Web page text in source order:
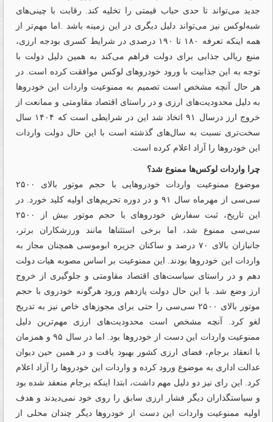
جدید می‌تواند تا حدی حباب قیمتی را تخلیه کند. رقابت با چینی‌‌‌های
شبه‌‌‌لوکس نیز می‌تواند دلیل دیگری در این زمینه باشد .اما مهم‌تر از
همه اینکه تعرفه ۱۸۰ تا ۱۹۰ درصدی در شرایط کسری بودجه ارزی،
منبع ریالی جذابی برای دولت فراهم می‌‌‌کند به همین دلیل دولت با
توجه به این جذابیت با ورود خودروهای لوکس موافقت کرده است. در
هر حال آنچه مشخص است تصمیم به ممنوعیت واردات این خودروها
به دلیل محدودیت‌های ارزی و در راستای اقتصاد مقاومتی و ممانعت از
خروج ارز درسال ۹۱ اتخاذ شد این در شرایطی است که ۱۴۰۴ سال
سخت‌تری نسبت به سال‌های گذشته است با این حال دولت واردات
این خودروها را آزاد اعلام کرده است.
چرا واردات لوکس‌‌‌ها ممنوع شد؟
موضوع ممنوعیت واردات خودروهایی با حجم موتور بالای ۲۵۰۰
سی‌‌‌سی از مهرماه سال ۹۱ و در دوره تحریم‌های اولیه کلید خورد. در
این تاریخ، ثبت سفارش خودروهای با حجم موتور بیش از ۲۵۰۰
سی‌‌‌سی ممنوع شد، اما برخی استثناها مانند ورزشکاران برتر،
جانبازان بالای ۷۰ درصد و ساکنان جزیره ابوموسی همچنان مجاز به
واردات این خودروها بودند. این ممنوعیت بر اساس مصوبه هیات دولت
دهم و در راستای سیاست‌های اقتصاد مقاومتی و جلوگیری از خروج
ارز وضع شد. با این حال دولت یازدهم ورود هرگونه خودروی با حجم
موتور بالای ۲۵۰۰ سی‌‌‌سی را حتی برای مجوزهای خاص نیز به تدریج
لغو کرد. آنچه مشخص است محدودیت‌‌‌های ارزی مهم‌ترین دلیل
ممنوعیت واردات این دست از خودروها بود. اما در سال ۹۵ و همزمان
با انعقاد برجام، فضای ارزی کشور بهبود یافت و در همین حین دیوان
عدالت اداری به موضوع ورود کرده و واردات این خودروها را آزاد اعلام
کرد. این رای نیز دو دلیل مهم داشت، ابتدا اینکه برجام منعقد شده بود
و سیاستگذاران دیگر فشار ارزی سابق را روی خود نمی‌دیدند و هدف
اولیه ممنوعیت واردات این دست از خودروها دیگر چندان محلی از